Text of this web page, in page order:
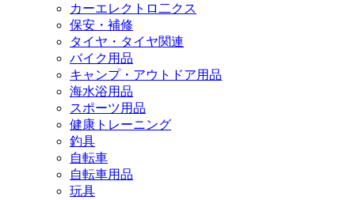
カーエレクトロ二クス
保安・補修
タイヤ・タイヤ関連
バイク用品
キャンプ・アウトドア用品
海水浴用品
スポーツ用品
健康トレーニング
釣具
自転車
自転車用品
玩具